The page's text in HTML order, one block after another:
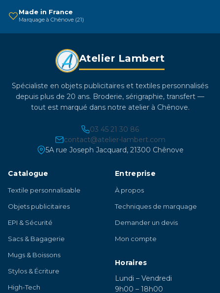
Made in France
Marquage à Chênove (21)
Atelier Lambert
Spécialiste en objets publicitaires et textiles personnalisés
depuis plus de 20 ans. Broderie, sérigraphie, transfert —
tout est marqué dans notre atelier à Chênove.
03 45 21 30 86
contact@atelier-lambert.com
5A rue Joseph Jacquard, 21300 Chênove
Catalogue
Textile personnalisable
Objets publicitaires
EPI & Sécurité
Sacs & Bagagerie
Mugs & Boissons
Stylos & Écriture
High-Tech
Entreprise
À propos
Techniques de marquage
Demander un devis
Mon compte
Horaires
Lundi – Vendredi
9h00 – 18h00